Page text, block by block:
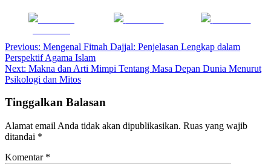
Navigasi
pos
Previous: Mengenal Fitnah Dajjal: Penjelasan Lengkap dalam
Perspektif Agama Islam
Next: Makna dan Arti Mimpi Tentang Masa Depan Dunia Menurut
Psikologi dan Mitos
Tinggalkan Balasan
Alamat email Anda tidak akan dipublikasikan. Ruas yang wajib
ditandai *
Komentar *